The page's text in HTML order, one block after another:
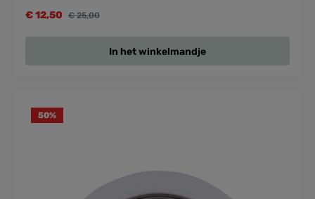
€ 12,50 € 25,00
In het winkelmandje
50%